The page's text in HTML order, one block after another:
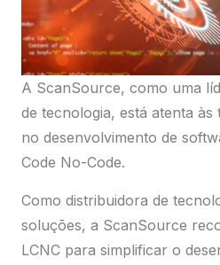
A ScanSource, como uma
de tecnologia, está atenta às
no desenvolvimento de
Code No-Code.
Como distribuidora de
soluções, a ScanSource
LCNC para simplificar o